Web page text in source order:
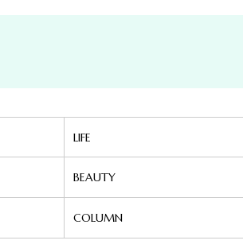
LIFE
BEAUTY
COLUMN